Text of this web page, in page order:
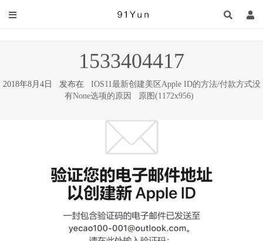
1533404417
2018年8月4日 发布在 IOS11最新创建美区Apple ID的方法/付款方式没
有None选项的原因
原图(1172x956)